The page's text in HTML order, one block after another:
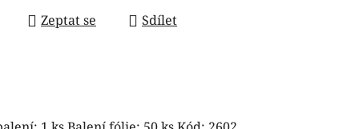
Zeptat se Sdílet